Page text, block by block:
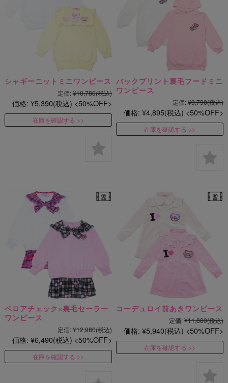
シャギーニットミニワンピース
定価:¥10,780(税込)
価格: ¥5,390(税込) 50%OFF
在庫を確認する
バックプリント裏毛フードミニ
ワンピース
定価:¥9,790(税込)
価格: ¥4,895(税込) 50%OFF
在庫を確認する
ベロアチェック×裏毛セーラー
ワンピース
定価:¥12,980(税込)
価格: ¥6,490(税込) 50%OFF
在庫を確認する
コーデュロイ前あきワンピース
定価:¥11,880(税込)
価格: ¥5,940(税込) 50%OFF
在庫を確認する